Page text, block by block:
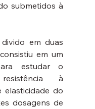
submetidos à
em duas
em um
estudar o
à
elasticidade do
dosagens de